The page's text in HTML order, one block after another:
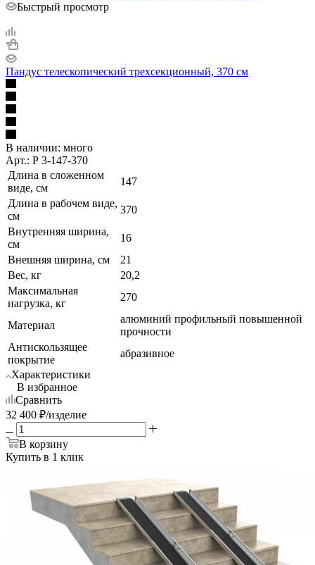
Быстрый просмотр
Пандус телескопический трехсекционный, 370 см
В наличии: много
Арт.: Р 3-147-370
Длина в сложенном
виде, см
147
Длина в рабочем виде,
см
370
Внутренняя ширина,
см
16
Внешняя ширина, см
21
Вес, кг
20,2
Максимальная
нагрузка, кг
270
Материал
алюминий профильный повышенной
прочности
Антискользящее
покрытие
абразивное
Характеристики
В избранное
Сравнить
32 400 ₽/изделие
В корзину
Купить в 1 клик